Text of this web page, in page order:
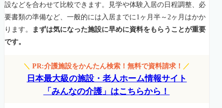
設などを合わせて比較できます。見学や体験入居の日程調整、必
要書類の準備など、一般的には入居までに1ヶ月半～2ヶ月はかか
ります。
まずは気になった施設に早めに資料をもらうことが重要
です。
＼PR:介護施設をかんたん検索！無料で資料請求！ ／
日本最大級の施設・老人ホーム情報サイト
「みんなの介護」はこちらから！